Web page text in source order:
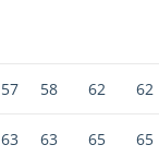
57 58 62 62
63 63 65 65